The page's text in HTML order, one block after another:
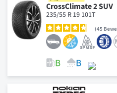
CrossClimate 2 SUV
235/55 R 19 101T
45